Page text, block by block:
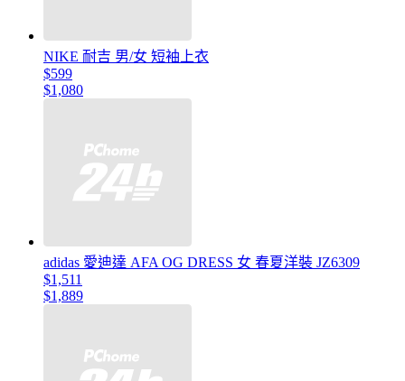
NIKE 耐吉 男/女 短袖上衣
$599
$1,080
adidas 愛迪達 AFA OG DRESS 女 春夏洋裝 JZ6309
$1,511
$1,889